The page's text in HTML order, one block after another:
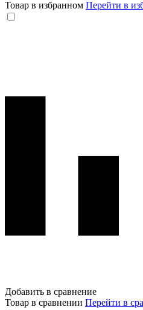
Товар в избранном Перейти в
Добавить в сравнение
Товар в сравнении Перейти в